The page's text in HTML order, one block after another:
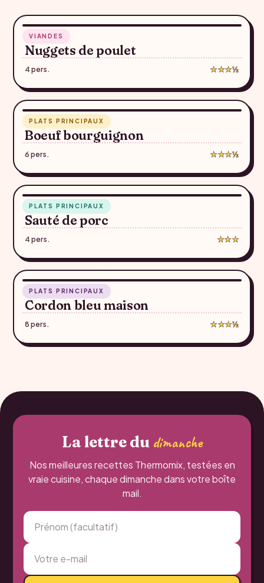
VIANDES
Nuggets de poulet
4 pers. ★★★½
PLATS PRINCIPAUX
Boeuf bourguignon
6 pers. ★★★½
PLATS PRINCIPAUX
Sauté de porc
4 pers. ★★★
PLATS PRINCIPAUX
Cordon bleu maison
8 pers. ★★★½
La lettre du dimanche
Nos meilleures recettes Thermomix, testées en
vraie cuisine, chaque dimanche dans votre boîte
mail.